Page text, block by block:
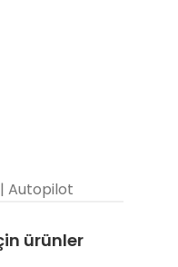
Autopilot
ürünler